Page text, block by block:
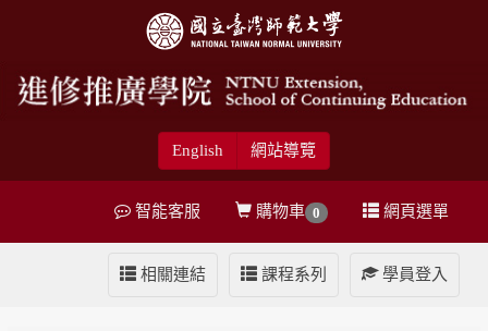
English 網站導覽
網頁選單
購物車 0
智能客服
學員登入
課程系列
相關連結